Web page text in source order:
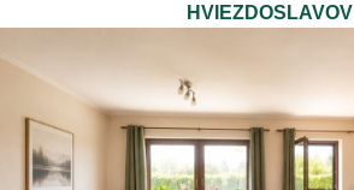
HVIEZDOSLAVOV